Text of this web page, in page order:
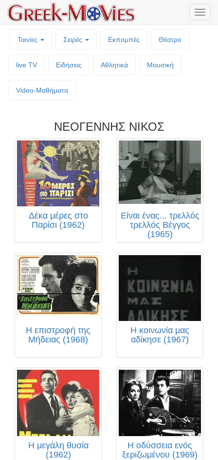
Ταινίες Σειρές Εκπομπές Θέατρο
live TV Ειδήσεις Αθλητικά Μουσική
Video-Mαθήματα
ΝΕΟΓΕΝΝΗΣ ΝΙΚΟΣ
Δέκα μέρες στο
Παρίσι (1962)
Είναι ένας... τρελλός
τρελλός Βέγγος
(1965)
Η επιστροφή της
Μήδειας (1968)
Η κοινωνία μας
αδίκησε (1967)
Η μεγάλη θυσία
(1962)
Η οδύσσεια ενός
ξεριζωμένου (1969)